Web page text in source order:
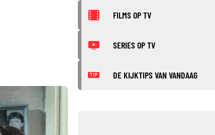
FILMS OP TV
SERIES OP TV
TIP DE KIJKTIPS VAN VANDAAG